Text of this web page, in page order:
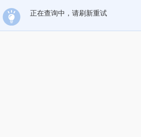
正在查询中，请刷新重试